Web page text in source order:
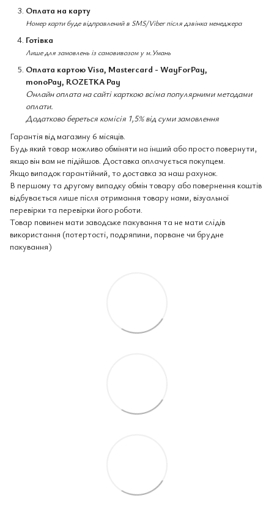
Оплата на карту
Номер карти буде відправлений в SMS/Viber після дзвінка менеджера
Готівка
Лише для замовлень із самовивозом у м.Умань
Оплата картою Visa, Mastercard - WayForPay,
monoPay, ROZETKA Pay
Онлайн оплата на сайті карткою всіма популярними методами
оплати.
Додатково береться комісія 1,5% від суми замовлення
Гарантія від магазину 6 місяців.
Будь який товар можливо обміняти на інший або просто повернути,
якщо він вам не підійшов. Доставка оплачується покупцем.
Якщо випадок гарантійний, то доставка за наш рахунок.
В першому та другому випадку обмін товару або повернення коштів
відбувається лише після отримання товару нами, візуальної
перевірки та перевірки його роботи.
Товар повинен мати заводське пакування та не мати слідів
використання (потертості, подряпини, порване чи брудне
пакування)